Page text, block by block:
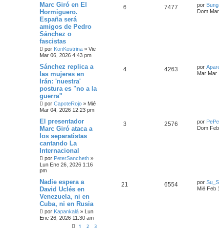
Marc Giró en El
Hormiguero.
España será
amigos de Pedro
Sánchez o
fascistas
por KonKostrina » Vie
Mar 06, 2026 4:43 pm
6 7477 por
Dom
Sánchez replica a
las mujeres en
Irán: 'nuestra'
postura es "no a la
guerra"
por CapoteRojo » Mié
Mar 04, 2026 12:23 pm
4 4263 por
Mar Mar
El presentador
Marc Giró ataca a
los separatistas
cantando La
Internacional
por PeterSancheth »
Lun Ene 26, 2026 1:16
pm
3 2576 por
Dom
Nadie espera a
David Uclés en
Venezuela, ni en
Cuba, ni en Rusia
por Kapankalá » Lun
Ene 26, 2026 11:30 am
1 2 3
21 6554 por
Mié Feb